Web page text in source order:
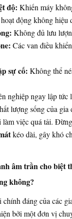
độ: Khiến máy
động không hiệu
Không đủ lưu
Các van điều
sự cố: Không thể
nghiệp ngay lập tức
lượng sống của
làm việc quá tải.
kéo dài, gây khó
âm trần cho biệt
không?
đáng của các
bởi một đơn vị